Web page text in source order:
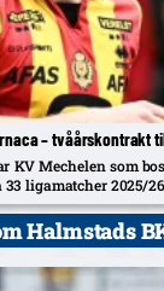
– tvåårskontrakt
KV Mechelen som
33 ligamatcher 2025/
Halmstads